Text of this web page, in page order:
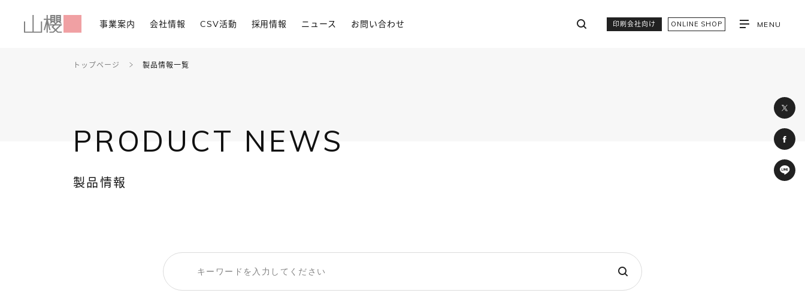
事業案内 会社情報 CSV活動 採用情報 ニュース お問い合わせ 印刷会社向け ONLINE SHOP MENU
トップページ 製品情報一覧
PRODUCT NEWS
製品情報